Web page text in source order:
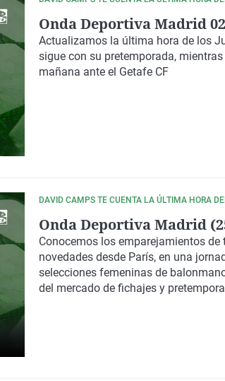
Onda Deportiva Madrid
Actualizamos la última hora de los
sigue con su pretemporada,
mañana ante el Getafe CF
DAVID CAMPS TE CUENTA LA ÚLTIMA HORA
Onda Deportiva Madrid
Conocemos los emparejamientos
novedades desde París, en una
selecciones femeninas de
del mercado de fichajes y